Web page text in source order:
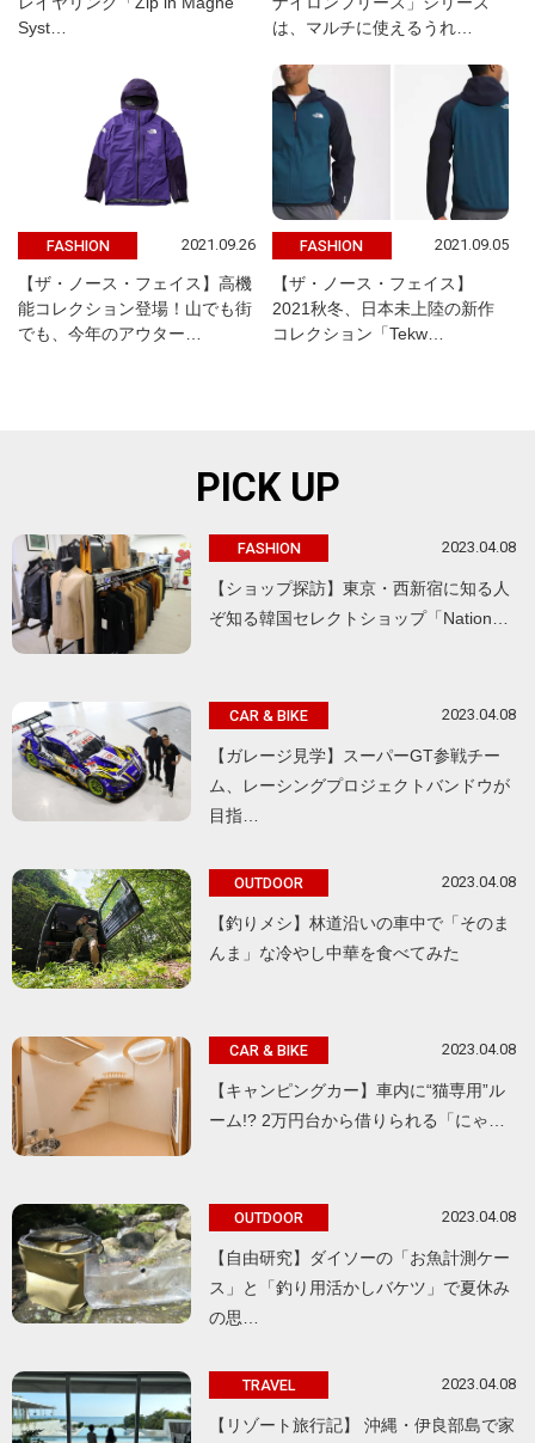
Syst…
は、マルチに使えるうれ…
FASHION 2021.09.26
【ザ・ノース・フェイス】高機
能コレクション登場！山でも街
でも、今年のアウター…
FASHION 2021.09.05
【ザ・ノース・フェイス】
2021秋冬、日本未上陸の新作
コレクション「Tekw…
PICK UP
FASHION 2023.04.08
【ショップ探訪】東京・西新宿に知る人
ぞ知る韓国セレクトショップ「Nation…
CAR & BIKE 2023.04.08
【ガレージ見学】スーパーGT参戦チー
ム、レーシングプロジェクトバンドウが
目指…
OUTDOOR 2023.04.08
【釣りメシ】林道沿いの車中で「そのま
んま」な冷やし中華を食べてみた
CAR & BIKE 2023.04.08
【キャンピングカー】車内に“猫専用”ル
ーム!? 2万円台から借りられる「にゃ…
OUTDOOR 2023.04.08
【自由研究】ダイソーの「お魚計測ケー
ス」と「釣り用活かしバケツ」で夏休み
の思…
TRAVEL 2023.04.08
【リゾート旅行記】 沖縄・伊良部島で家